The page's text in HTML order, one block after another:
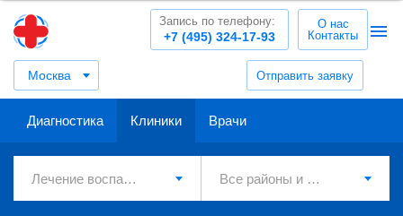
Москва Отправить заявку
+7 (495) 324-17-93
Запись по телефону:
О нас
Контакты
Диагностика Клиники Врачи